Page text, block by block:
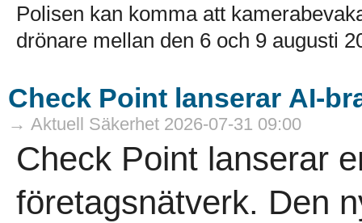
Polisen kan komma att
drönare mellan den 6 och 9 augusti
Check Point lanserar AI-
→ Aktuell Säkerhet 2026-07-31 09:00
Check Point lanserar
företagsnätverk. Den